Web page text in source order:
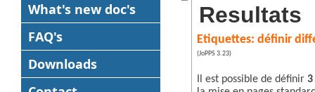
What's new doc's
FAQ's
Downloads
Resultats
Etiquettes: définir
(JoPPS 3.23)
Il est possible de définir